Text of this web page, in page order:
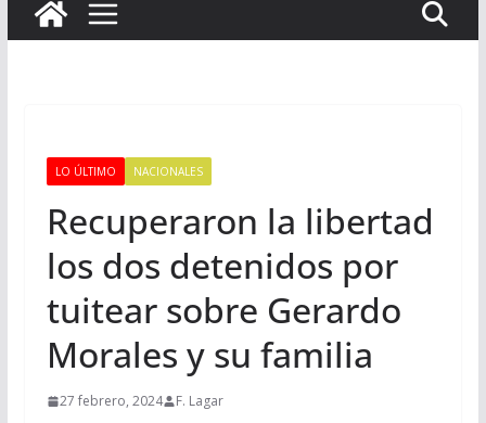
LO ÚLTIMO NACIONALES
Recuperaron la libertad
los dos detenidos por
tuitear sobre Gerardo
Morales y su familia
27 febrero, 2024 F. Lagar